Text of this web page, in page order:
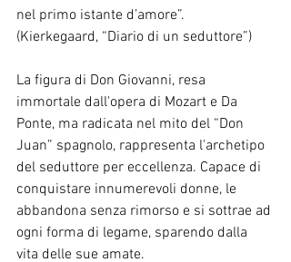
nel primo istante d’amore”.
(Kierkegaard, “Diario di un seduttore”)
La figura di Don Giovanni, resa
immortale dall'opera di Mozart e Da
Ponte, ma radicata nel mito del “Don
Juan” spagnolo, rappresenta l'archetipo
del seduttore per eccellenza. Capace di
conquistare innumerevoli donne, le
abbandona senza rimorso e si sottrae ad
ogni forma di legame, sparendo dalla
vita delle sue amate.